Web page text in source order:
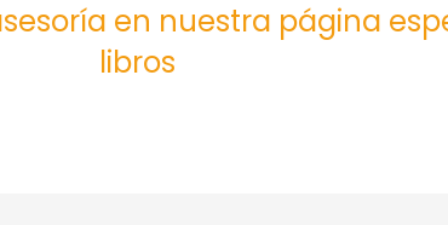
en nuestra página
libros